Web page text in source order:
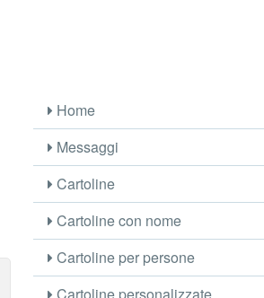
Home
Messaggi
Cartoline
Cartoline con nome
Cartoline per persone